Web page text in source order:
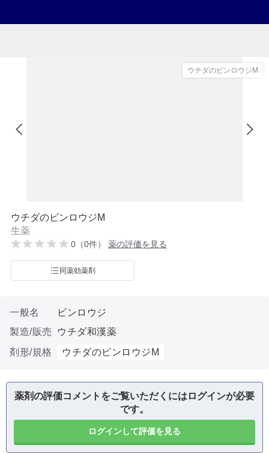
ウチダのビンロウジM
ウチダのビンロウジM
生薬
0（0件） 薬の評価を見る
同薬効薬剤
一般名
ビンロウジ
製造/販売
ウチダ和漢薬
剤形/規格
ウチダのビンロウジM
薬剤の評価コメントをご覧いただくにはログインが必要
です。
ログインして評価を見る